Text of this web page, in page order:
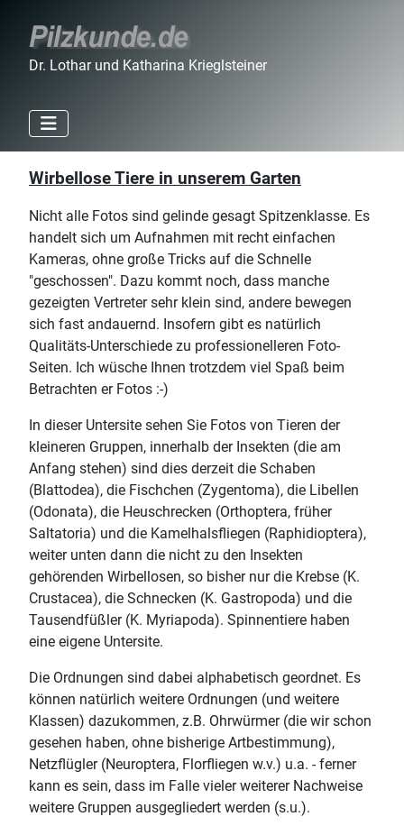
Dr. Lothar und Katharina Krieglsteiner
Wirbellose Tiere in unserem Garten
Nicht alle Fotos sind gelinde gesagt Spitzenklasse. Es
handelt sich um Aufnahmen mit recht einfachen
Kameras, ohne große Tricks auf die Schnelle
"geschossen". Dazu kommt noch, dass manche
gezeigten Vertreter sehr klein sind, andere bewegen
sich fast andauernd. Insofern gibt es natürlich
Qualitäts-Unterschiede zu professionelleren Foto-
Seiten. Ich wüsche Ihnen trotzdem viel Spaß beim
Betrachten er Fotos :-)
In dieser Untersite sehen Sie Fotos von Tieren der
kleineren Gruppen, innerhalb der Insekten (die am
Anfang stehen) sind dies derzeit die Schaben
(Blattodea), die Fischchen (Zygentoma), die Libellen
(Odonata), die Heuschrecken (Orthoptera, früher
Saltatoria) und die Kamelhalsfliegen (Raphidioptera),
weiter unten dann die nicht zu den Insekten
gehörenden Wirbellosen, so bisher nur die Krebse (K.
Crustacea), die Schnecken (K. Gastropoda) und die
Tausendfüßler (K. Myriapoda). Spinnentiere haben
eine eigene Untersite.
Die Ordnungen sind dabei alphabetisch geordnet. Es
können natürlich weitere Ordnungen (und weitere
Klassen) dazukommen, z.B. Ohrwürmer (die wir schon
gesehen haben, ohne bisherige Artbestimmung),
Netzflügler (Neuroptera, Florfliegen w.v.) u.a. - ferner
kann es sein, dass im Falle vieler weiterer Nachweise
weitere Gruppen ausgegliedert werden (s.u.).